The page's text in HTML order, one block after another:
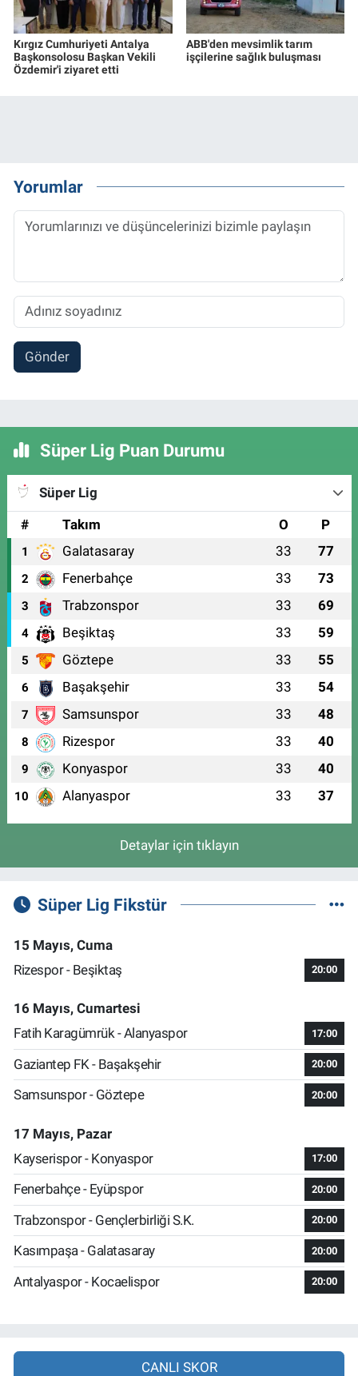
Kırgız Cumhuriyeti Antalya
Başkonsolosu Başkan Vekili
Özdemir'i ziyaret etti
ABB'den mevsimlik tarım
işçilerine sağlık buluşması
Yorumlar
Gönder
Süper Lig Puan Durumu
Süper Lig
#
Takım O P
1 Galatasaray 33 77
2 Fenerbahçe 33 73
3 Trabzonspor 33 69
4 Beşiktaş 33 59
5 Göztepe 33 55
6 Başakşehir 33 54
7 Samsunspor 33 48
8 Rizespor 33 40
9 Konyaspor 33 40
10 Alanyaspor 33 37
Detaylar için tıklayın
Süper Lig Fikstür
15 Mayıs, Cuma
Rizespor - Beşiktaş
20:00
16 Mayıs, Cumartesi
Fatih Karagümrük - Alanyaspor
17:00
Gaziantep FK - Başakşehir 20:00
Samsunspor - Göztepe 20:00
17 Mayıs, Pazar
Kayserispor - Konyaspor
17:00
Fenerbahçe - Eyüpspor 20:00
Trabzonspor - Gençlerbirliği S.K. 20:00
Kasımpaşa - Galatasaray 20:00
Antalyaspor - Kocaelispor 20:00
CANLI SKOR